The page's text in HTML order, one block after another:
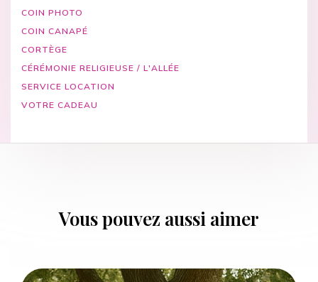
COIN PHOTO
COIN CANAPÉ
CORTÈGE
CÉRÉMONIE RELIGIEUSE / L'ALLÉE
SERVICE LOCATION
VOTRE CADEAU
Vous pouvez aussi aimer